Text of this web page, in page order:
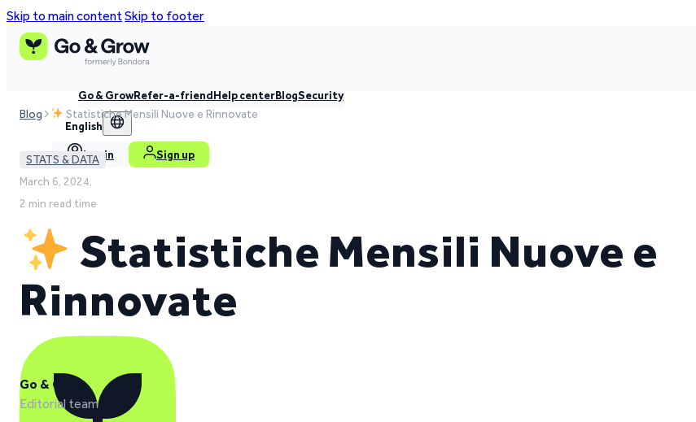
Skip to main contentSkip to footer
Go & GrowRefer-a-friendHelp centerBlogSecurity
English
Log in Sign up
Blog Statistiche Mensili Nuove e Rinnovate
STATS & DATA
March 6, 2024,
2 min read time
Statistiche Mensili Nuove e
Rinnovate
Go & Grow
Editorial team